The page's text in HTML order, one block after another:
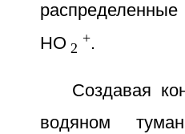
НО 2
+.
Создавая
водяном